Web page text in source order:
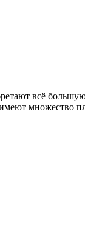
всё
множество